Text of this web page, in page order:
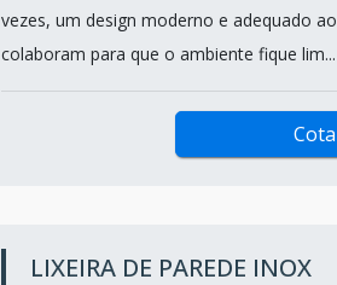
vezes, um design moderno e adequado
colaboram para que o ambiente fique lim...
LIXEIRA DE PAREDE INOX